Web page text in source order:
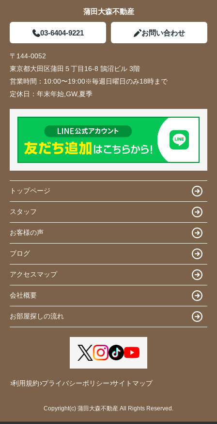
蒲田大森不動産
03-6404-9221 お問い合わせ
〒144-0052
東京都大田区蒲田５丁目16-8 鵠沼ビル 3階
営業時間： 10:00〜19:00※毎週日曜日のみ18時まで
定休日： 年末年始,GW,夏季
トップページ
スタッフ
お客様の声
ブログ
アクセスマップ
会社概要
お部屋探しの流れ
利用規約 プライバシーポリシー サイトマップ
Copyright(c) 蒲田大森不動産 All Rights Reserved.